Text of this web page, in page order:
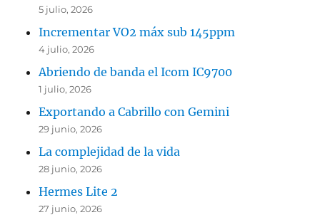
5 julio, 2026
Incrementar VO2 máx sub 145ppm
4 julio, 2026
Abriendo de banda el Icom IC9700
1 julio, 2026
Exportando a Cabrillo con Gemini
29 junio, 2026
La complejidad de la vida
28 junio, 2026
Hermes Lite 2
27 junio, 2026